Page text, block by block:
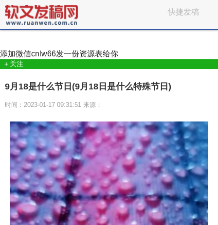
快捷发稿
添加微信cnlw66发一份资源表给你
＋关注
9月18是什么节日(9月18日是什么特殊节日)
时间：2023-01-17 09:31:51 来源：